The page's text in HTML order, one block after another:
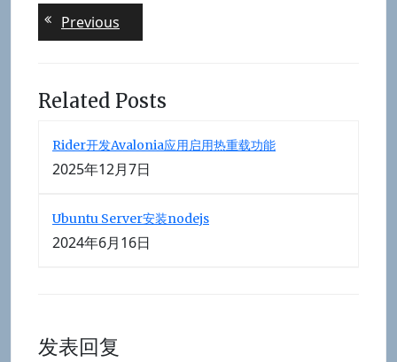
文
章
航
Previous
post:
Related Posts
Rider开发Avalonia应用启用热重载功能
2025年12月7日
Ubuntu Server安装nodejs
2024年6月16日
发表回复